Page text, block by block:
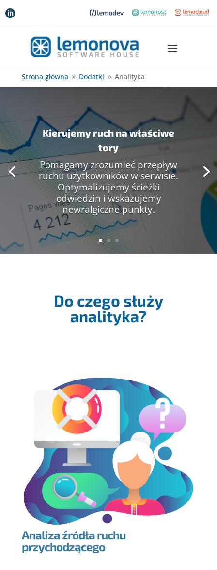

Strona główna 9 Dodatki 9 Analityka
Kierujemy ruch na właściwe
tory
Pomagamy zrozumieć przepływ
ruchu użytkowników w serwisie.
Optymalizujemy ścieżki
odwiedzin i wskazujemy
newralgiczne punkty.
Do czego służy
analityka?
Analiza źródła ruchu
przychodzącego